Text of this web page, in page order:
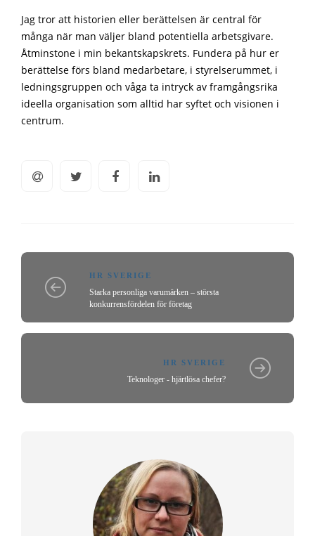
Jag tror att historien eller berättelsen är central för
många när man väljer bland potentiella arbetsgivare.
Åtminstone i min bekantskapskrets. Fundera på hur er
berättelse förs bland medarbetare, i styrelserummet, i
ledningsgruppen och våga ta intryck av framgångsrika
ideella organisation som alltid har syftet och visionen i
centrum.
HR SVERIGE
Starka personliga varumärken – största
konkurrensfördelen för företag
HR SVERIGE
Teknologer - hjärtlösa chefer?